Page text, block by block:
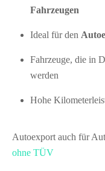
Fahrzeugen
Ideal für den
Fahrzeuge, die in
werden
Hohe
Autoexport auch für
ohne TÜV